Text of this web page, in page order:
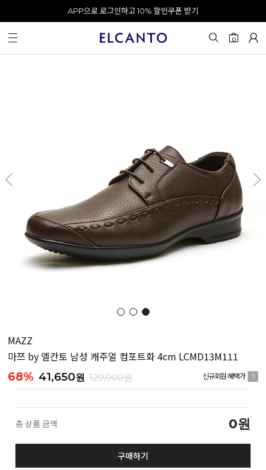
오전 10시 이전 결제 완료 시 오늘 출발!
회원가입 시 최대 20% 쿠폰 지급
카카오 채널 추가 시 10% 쿠폰 증정
APP으로 로그인하고 10% 할인쿠폰 받기
0
MAZZ
마쯔 by 엘칸토 남성 캐주얼 컴포트화 4cm LCMD13M111
68% 41,650원 129,000원 신규회원 혜택가 ?
총 상품 금액 0원
구매하기